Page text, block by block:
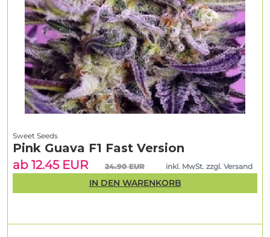
Sweet Seeds
Pink Guava F1 Fast Version
ab 12.45 EUR
24.90 EUR inkl. MwSt. zzgl. Versand
IN DEN WARENKORB